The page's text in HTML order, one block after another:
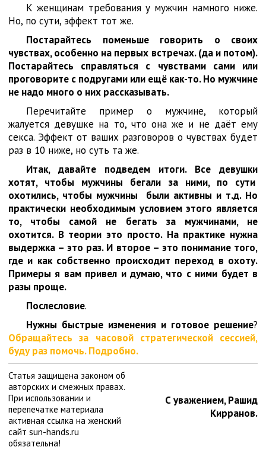
К женщинам требования у мужчин намного ниже.
Но, по сути, эффект тот же.
Постарайтесь поменьше говорить о своих
чувствах, особенно на первых встречах. (да и потом).
Постарайтесь справляться с чувствами сами или
проговорите с подругами или ещё как-то. Но мужчине
не надо много о них рассказывать.
Перечитайте пример о мужчине, который
жалуется девушке на то, что она же и не даёт ему
секса. Эффект от ваших разговоров о чувствах будет
раз в 10 ниже, но суть та же.
Итак, давайте подведем итоги. Все девушки
хотят, чтобы мужчины бегали за ними, по сути
охотились, чтобы мужчины были активны и т.д. Но
практически необходимым условием этого является
то, чтобы самой не бегать за мужчинами, не
охотится. В теории это просто. На практике нужна
выдержка – это раз. И второе – это понимание того,
где и как собственно происходит переход в охоту.
Примеры я вам привел и думаю, что с ними будет в
разы проще.
Послесловие.
Нужны быстрые изменения и готовое решение?
Обращайтесь за часовой стратегической сессией,
буду раз помочь. Подробно.
Статья защищена законом об
авторских и смежных правах.
При использовании и
перепечатке материала
активная ссылка на женский
сайт sun-hands.ru
обязательна!
С уважением, Рашид
Кирранов.